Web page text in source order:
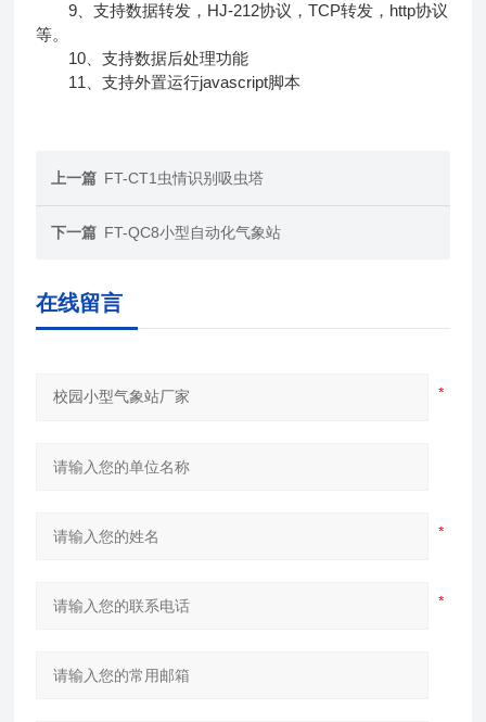
9、支持数据转发，HJ-212协议，TCP转发，http协议
等。
10、支持数据后处理功能
11、支持外置运行javascript脚本
上一篇 FT-CT1虫情识别吸虫塔
下一篇 FT-QC8小型自动化气象站
在线留言